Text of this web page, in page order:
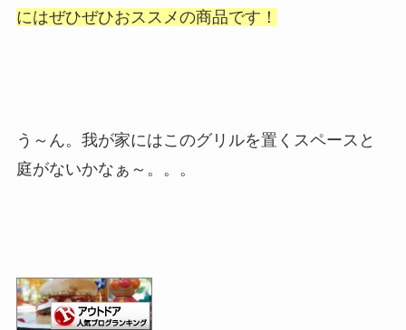
にはぜひぜひおススメの商品です！
う～ん。我が家にはこのグリルを置くスペースと
庭がないかなぁ～。。。